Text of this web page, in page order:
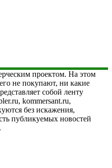
проектом. На этом
не покупают, ни какие
собой ленту
kommersant.ru,
без искажения,
публикуемых новостей